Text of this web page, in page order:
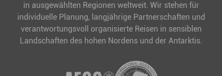
in ausgewählten Regionen weltweit. Wir stehen für
individuelle Planung, langjährige Partnerschaften und
verantwortungsvoll organisierte Reisen in sensiblen
Landschaften des hohen Nordens und der Antarktis.